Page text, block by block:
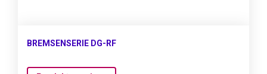
BREMSENSERIE DG-RF